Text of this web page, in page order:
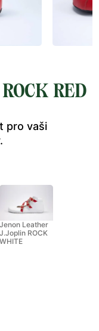
RED
pro vaši
Jenon Leather
J.Joplin ROCK
WHITE